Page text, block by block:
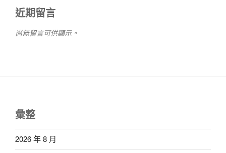
近期留言
尚無留言可供顯示。
彙整
2026 年 8 月